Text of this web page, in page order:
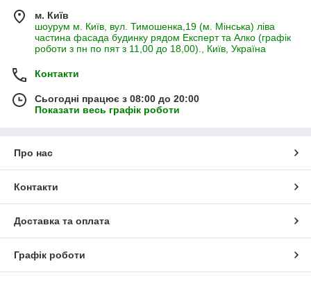
м. Київ
шоурум м. Київ, вул. Тимошенка,19 (м. Мінська) ліва
частина фасада будинку рядом Експерт та Алко (графік
роботи з пн по пят з 11,00 до 18,00)., Київ, Україна
Контакти
Сьогодні працює з 08:00 до 20:00
Показати весь графік роботи
Про нас
Контакти
Доставка та оплата
Графік роботи